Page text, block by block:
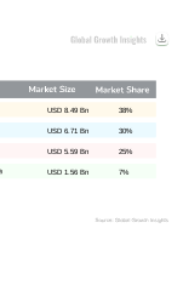
7%
USD 1.56 Bn
25%
USD 5.59 Bn
30%
USD 6.71 Bn
38%
USD 8.49 Bn